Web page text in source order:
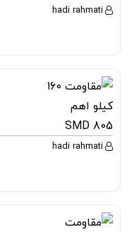
hadi rahmati
hadi rahmati